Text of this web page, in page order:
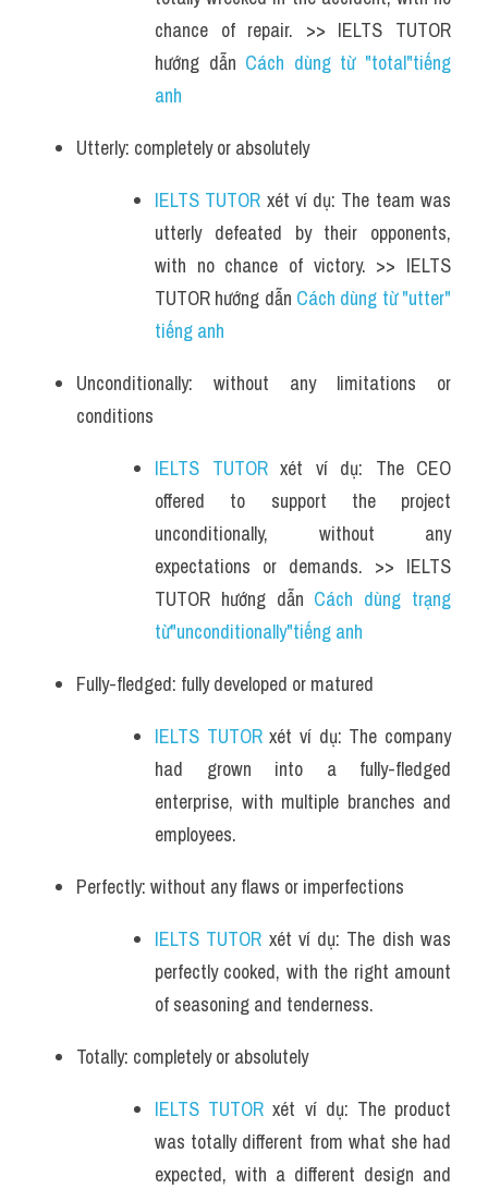
chance of repair. >> IELTS TUTOR
hướng dẫn Cách dùng từ "total"tiếng
anh
Utterly: completely or absolutely
IELTS TUTOR xét ví dụ: The team was
utterly defeated by their opponents,
with no chance of victory. >> IELTS
TUTOR hướng dẫn Cách dùng từ "utter"
tiếng anh
Unconditionally: without any limitations or
conditions
IELTS TUTOR xét ví dụ: The CEO
offered to support the project
unconditionally, without any
expectations or demands. >> IELTS
TUTOR hướng dẫn Cách dùng trạng
từ"unconditionally"tiếng anh
Fully-fledged: fully developed or matured
IELTS TUTOR xét ví dụ: The company
had grown into a fully-fledged
enterprise, with multiple branches and
employees.
Perfectly: without any flaws or imperfections
IELTS TUTOR xét ví dụ: The dish was
perfectly cooked, with the right amount
of seasoning and tenderness.
Totally: completely or absolutely
IELTS TUTOR xét ví dụ: The product
was totally different from what she had
expected, with a different design and